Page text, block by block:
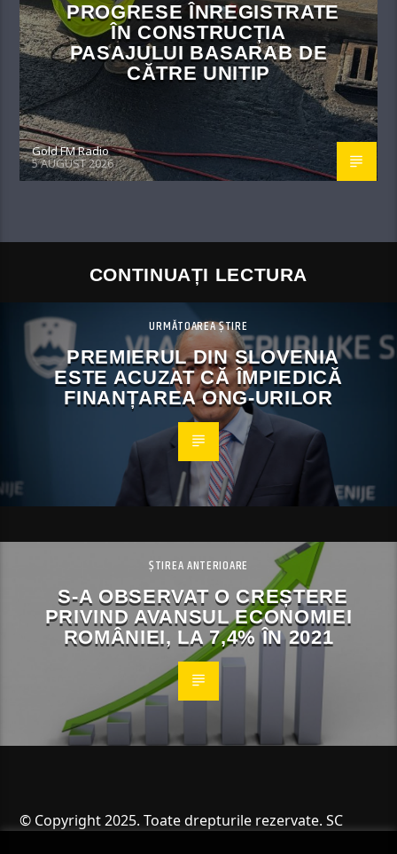
PROGRESE ÎNREGISTRATE
ÎN CONSTRUCȚIA
PASAJULUI BASARAB DE
CĂTRE UNITIP
Gold FM Radio
5 AUGUST 2026
CONTINUAȚI LECTURA
URMĂTOAREA ȘTIRE
PREMIERUL DIN SLOVENIA
ESTE ACUZAT CĂ ÎMPIEDICĂ
FINANȚAREA ONG-URILOR
ȘTIREA ANTERIOARE
S-A OBSERVAT O CREȘTERE
PRIVIND AVANSUL ECONOMIEI
ROMÂNIEI, LA 7,4% ÎN 2021
© Copyright 2025. Toate drepturile rezervate. SC